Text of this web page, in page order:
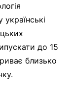
до 15
близько